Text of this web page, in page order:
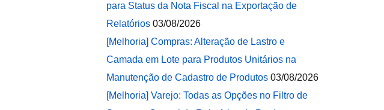
para Status da Nota Fiscal na Exportação de
Relatórios 03/08/2026
[Melhoria] Compras: Alteração de Lastro e
Camada em Lote para Produtos Unitários na
Manutenção de Cadastro de Produtos 03/08/2026
[Melhoria] Varejo: Todas as Opções no Filtro de